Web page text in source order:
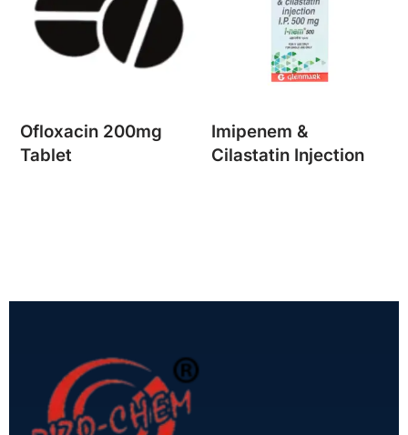
Ofloxacin 200mg
Tablet
Imipenem &
Cilastatin Injection